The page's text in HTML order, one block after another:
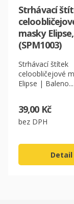
Strhávací
masky
(SPM1003)
Strhávací štítek
celoobličejové
Elipse | Baleno...
39,00 Kč
bez DPH
Detail